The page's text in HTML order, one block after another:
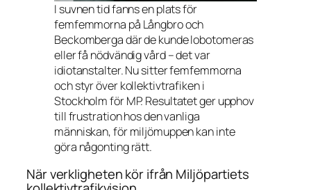
I suvnen tid fanns en plats för
femfemmorna på Långbro och
Beckomberga där de kunde lobotomeras
eller få nödvändig vård – det var
idiotanstalter. Nu sitter femfemmorna
och styr över kollektivtrafiken i
Stockholm för MP. Resultatet ger upphov
till frustration hos den vanliga
människan, för miljömuppen kan inte
göra någonting rätt.
När verkligheten kör ifrån Miljöpartiets